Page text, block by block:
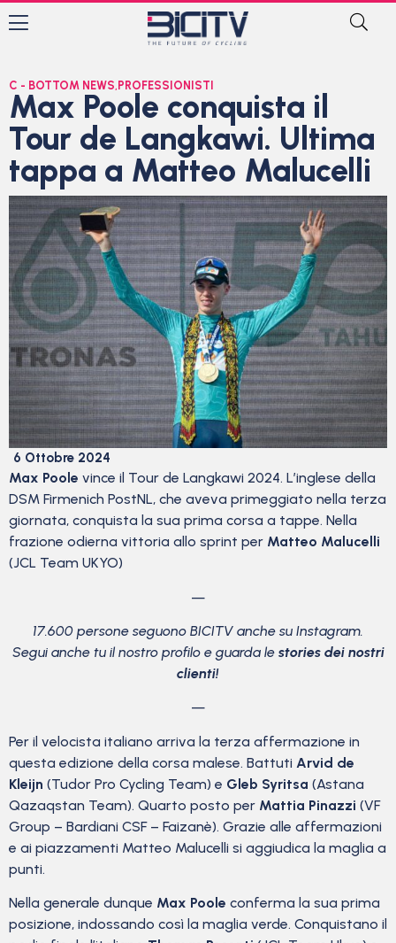
C - BOTTOM NEWS, PROFESSIONISTI
Max Poole conquista il
Tour de Langkawi. Ultima
tappa a Matteo Malucelli
6 Ottobre 2024
Max Poole vince il Tour de Langkawi 2024. L’inglese della
DSM Firmenich PostNL, che aveva primeggiato nella terza
giornata, conquista la sua prima corsa a tappe. Nella
frazione odierna vittoria allo sprint per Matteo Malucelli
(JCL Team UKYO)
—
17.600 persone seguono BICITV anche su Instagram.
Segui anche tu il nostro profilo e guarda le stories dei nostri
clienti!
—
Per il velocista italiano arriva la terza affermazione in
questa edizione della corsa malese. Battuti Arvid de
Kleijn (Tudor Pro Cycling Team) e Gleb Syritsa (Astana
Qazaqstan Team). Quarto posto per Mattia Pinazzi (VF
Group – Bardiani CSF – Faizanè). Grazie alle affermazioni
e ai piazzamenti Matteo Malucelli si aggiudica la maglia a
punti.
Nella generale dunque Max Poole conferma la sua prima
posizione, indossando così la maglia verde. Conquistano il